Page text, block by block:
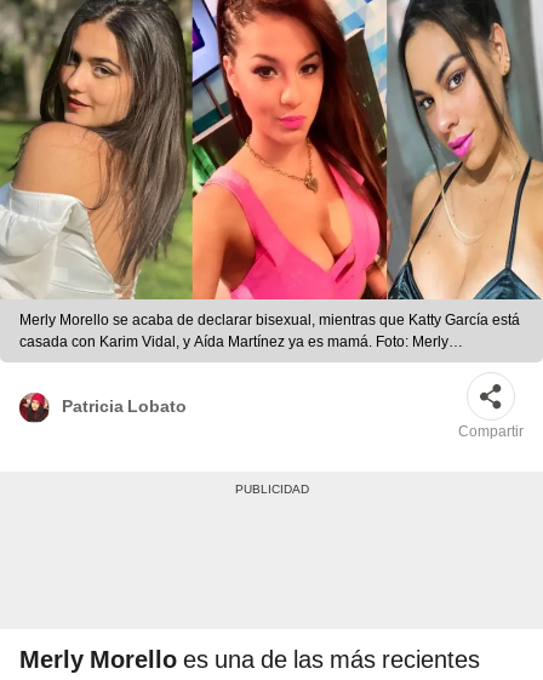
Merly Morello se acaba de declarar bisexual, mientras que Katty García está
casada con Karim Vidal, y Aída Martínez ya es mamá. Foto: Merly
Morello/Instagram, Katty García/Instagram, Aída Martínez/Instagram
Patricia Lobato
Compartir
Merly Morello es una de las más recientes